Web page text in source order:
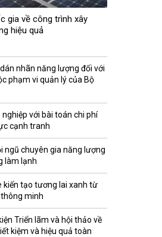
gia về công trình xây
hiệu quả
nhãn năng lượng đối với
phạm vi quản lý của Bộ
với bài toán chi phí
cạnh tranh
ngũ chuyên gia năng lượng
làm lạnh
kiến tạo tương lai xanh từ
minh
Triển lãm và hội thảo về
kiệm và hiệu quả toàn